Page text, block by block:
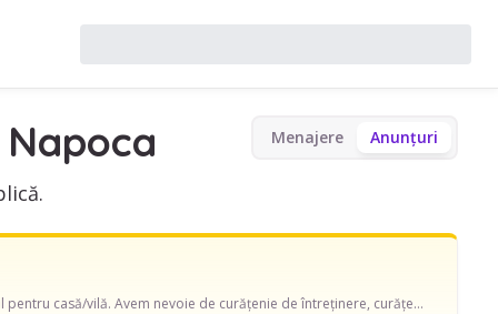
Menajere Anunțuri
Caut menajeră pe strada Oleandrului. Disponibilă în timpul săptămânii, program ocazional pentru casă/vilă. Avem nevoie de curățenie de întreținere, curățenie geamuri și curățenie baie, terasă și ajutor cu schimbat așternuturi, îngrijire plante, curățare frigider și curățare aragaz cuptor